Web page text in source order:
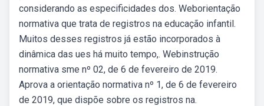
considerando as especificidades dos. Weborientação
normativa que trata de registros na educação infantil.
Muitos desses registros já estão incorporados à
dinâmica das ues há muito tempo,. Webinstrução
normativa sme nº 02, de 6 de fevereiro de 2019.
Aprova a orientação normativa nº 1, de 6 de fevereiro
de 2019, que dispõe sobre os registros na.